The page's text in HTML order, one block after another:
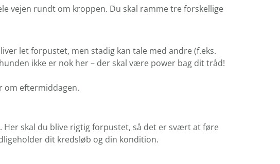
vejen rundt om kroppen. Du skal ramme tre forskellige
let forpustet, men stadig kan tale med andre (f.eks.
ikke er nok her – der skal være power bag dit tråd!
om eftermiddagen.
skal du blive rigtig forpustet, så det er svært at føre
dit kredsløb og din kondition.